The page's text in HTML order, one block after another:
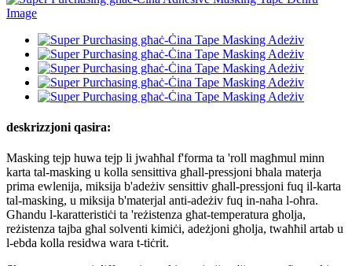
deskrizzjoni qasira:
Masking tejp huwa tejp li jwaħħal f'forma ta 'roll magħmul minn
karta tal-masking u kolla sensittiva għall-pressjoni bħala materja
prima ewlenija, miksija b'adeżiv sensittiv għall-pressjoni fuq il-karta
tal-masking, u miksija b'materjal anti-adeżiv fuq in-naħa l-oħra.
Għandu l-karatteristiċi ta 'reżistenza għat-temperatura għolja,
reżistenza tajba għal solventi kimiċi, adeżjoni għolja, twaħħil artab u
l-ebda kolla residwa wara t-tiċrit.